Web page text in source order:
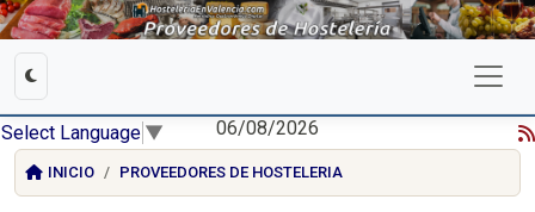
Select Language ▼ 06/08/2026
INICIO PROVEEDORES DE HOSTELERIA